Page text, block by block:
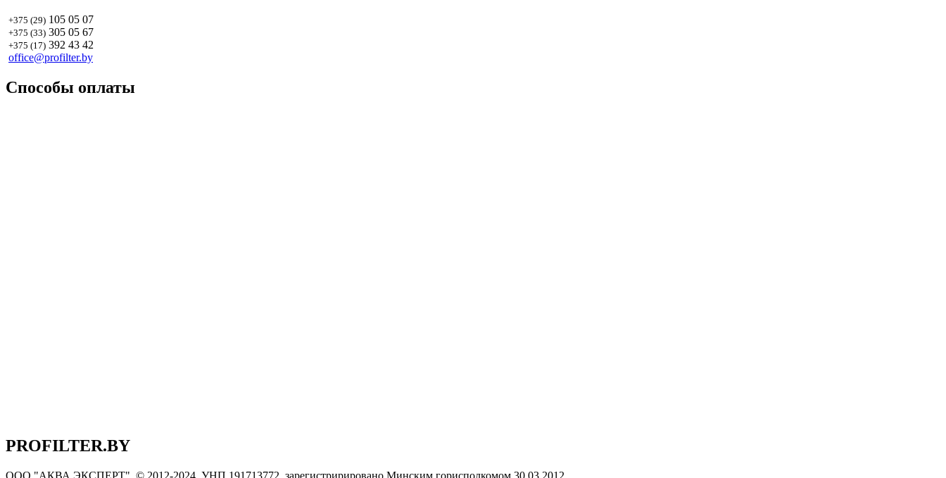
+375 (29) 105 05 07
+375 (33) 305 05 67
+375 (17) 392 43 42
office@profilter.by
Способы оплаты
PROFILTER.BY
ООО "АКВА ЭКСПЕРТ" © 2012-2024, УНП 191713772, зарегистририровано Минским горисполкомом 30.03.2012.